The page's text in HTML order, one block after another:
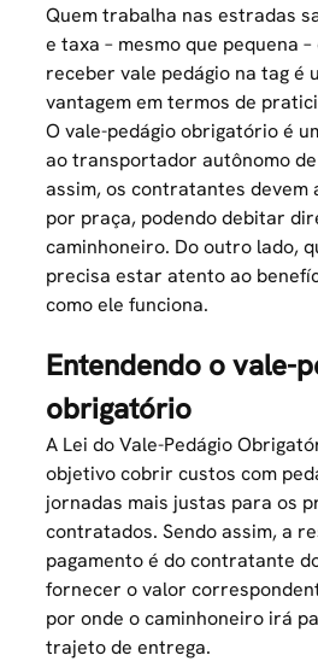
Quem trabalha nas estradas
e taxa – mesmo que pequena
receber vale pedágio na tag é
vantagem em termos de
O vale-pedágio obrigatório é
ao transportador autônomo de
assim, os contratantes devem
por praça, podendo debitar
caminhoneiro. Do outro lado,
precisa estar atento ao
como ele funciona.
Entendendo o vale-
obrigatório
A Lei do Vale-Pedágio
objetivo cobrir custos com
jornadas mais justas para os
contratados. Sendo assim, a
pagamento é do contratante
fornecer o valor
por onde o caminhoneiro irá
trajeto de entrega.